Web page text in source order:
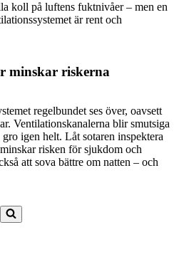
koll på luftens fuktnivåer – men en
är rent och
minskar riskerna
regelbundet ses över, oavsett
Ventilationskanalerna blir smutsiga
igen helt. Låt sotaren inspektera
risken för sjukdom och
att sova bättre om natten – och